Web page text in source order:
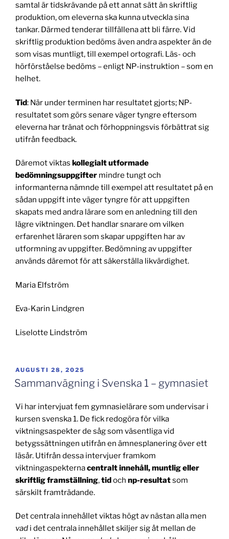
samtal är tidskrävande på ett annat sätt än skriftlig
produktion, om eleverna ska kunna utveckla sina
tankar. Därmed tenderar tillfällena att bli färre. Vid
skriftlig produktion bedöms även andra aspekter än de
som visas muntligt, till exempel ortografi. Läs- och
hörförståelse bedöms – enligt NP-instruktion – som en
helhet.
Tid: När under terminen har resultatet gjorts; NP-
resultatet som görs senare väger tyngre eftersom
eleverna har tränat och förhoppningsvis förbättrat sig
utifrån feedback.
Däremot viktas kollegialt utformade
bedömningsuppgifter mindre tungt och
informanterna nämnde till exempel att resultatet på en
sådan uppgift inte väger tyngre för att uppgiften
skapats med andra lärare som en anledning till den
lägre viktningen. Det handlar snarare om vilken
erfarenhet läraren som skapar uppgiften har av
utformning av uppgifter. Bedömning av uppgifter
används däremot för att säkerställa likvärdighet.
Maria Elfström
Eva-Karin Lindgren
Liselotte Lindström
PUBLICERAT
AUGUSTI 28, 2025
Sammanvägning i Svenska 1 – gymnasiet
Vi har intervjuat fem gymnasielärare som undervisar i
kursen svenska 1. De fick redogöra för vilka
viktningsaspekter de såg som väsentliga vid
betygssättningen utifrån en ämnesplanering över ett
läsår. Utifrån dessa intervjuer framkom
viktningaspekternacentralt innehåll, muntlig eller
skriftlig framställning,tidoch np-resultatsom
särskilt framträdande.
Det centrala innehållet viktas högt av nästan alla men
vad i det centrala innehållet skiljer sig åt mellan de